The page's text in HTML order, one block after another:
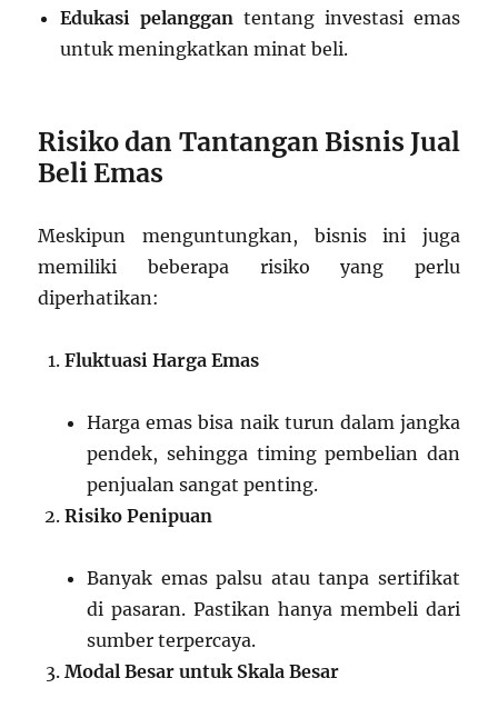
Edukasi pelanggan tentang investasi emas
untuk meningkatkan minat beli.
Risiko dan Tantangan Bisnis Jual
Beli Emas
Meskipun menguntungkan, bisnis ini juga
memiliki beberapa risiko yang perlu
diperhatikan:
Fluktuasi Harga Emas
Harga emas bisa naik turun dalam jangka
pendek, sehingga timing pembelian dan
penjualan sangat penting.
Risiko Penipuan
Banyak emas palsu atau tanpa sertifikat
di pasaran. Pastikan hanya membeli dari
sumber terpercaya.
Modal Besar untuk Skala Besar